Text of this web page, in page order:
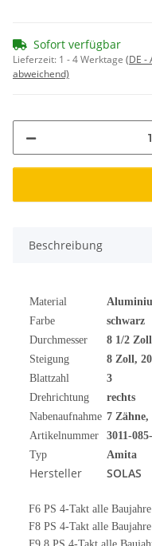
Sofort verfügbar
Lieferzeit: 1 - 4 Werktage (DE -
abweichend)
Beschreibung
Material
Farbe
schwarz
Durchmesser
8 1/2
Steigung
8 Zoll,
Blattzahl
3
Drehrichtung
rechts
Nabenaufnahme 7
Artikelnummer
3011-
Typ
Amita
Hersteller SOLAS
F6 PS 4-Takt alle Baujahre
F8 PS 4-Takt alle Baujahre